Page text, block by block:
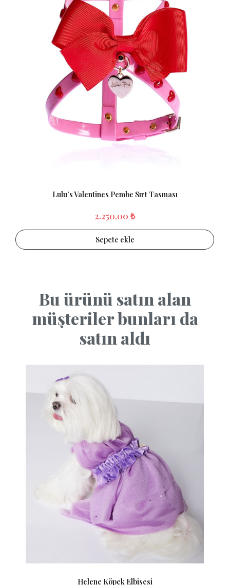
Lulu's Valentines Pembe Sırt Tasması
2.250,00 ₺
Sepete ekle
Bu ürünü satın alan
müşteriler bunları da
satın aldı
Helene Köpek Elbisesi